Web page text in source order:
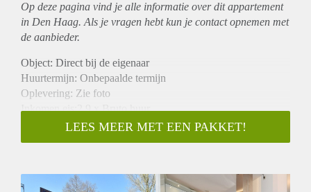
Op deze pagina vind je alle informatie over ditappartement
in Den Haag. Als je vragen hebt kun je contact opnemen met
de aanbieder.
Object: Direct bij de eigenaar
Huurtermijn: Onbepaalde termijn
Oplevering: Zie foto
Inkomen eis:2,9 x Bruto huur
Garantiestelling mogelijk: Ja
Borg: 1 Maand
Huisdieren toegestaan: Afhankelijk van de Eigenaar
LEES MEER MET EEN PAKKET!